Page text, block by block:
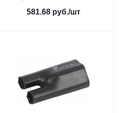
581.68 руб./шт